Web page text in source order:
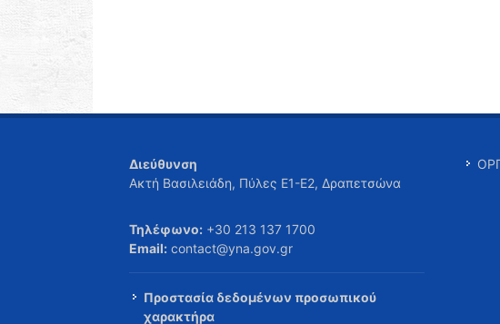
Διεύθυνση
Ακτή Βασιλειάδη, Πύλες Ε1-Ε2, Δραπετσώνα
Τηλέφωνο: +30 213 137 1700
Email: contact@yna.gov.gr
Προστασία δεδομένων προσωπικού
χαρακτήρα